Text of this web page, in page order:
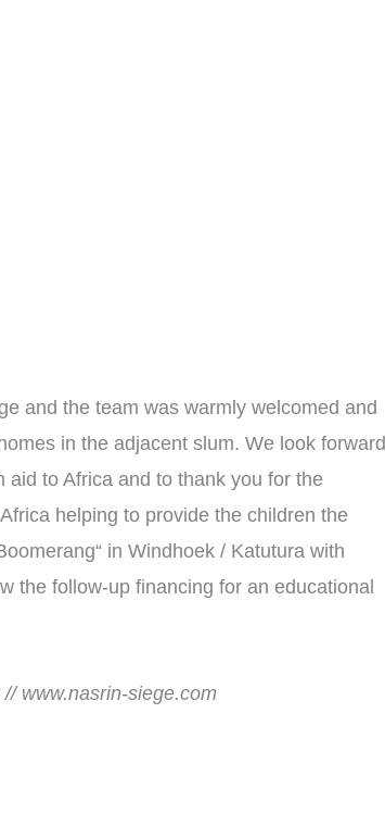
and the team was warmly welcomed and
in the adjacent slum. We look forward
to Africa and to thank you for the
helping to provide the children the
in Windhoek / Katutura with
the follow-up financing for an educational
www.nasrin-siege.com